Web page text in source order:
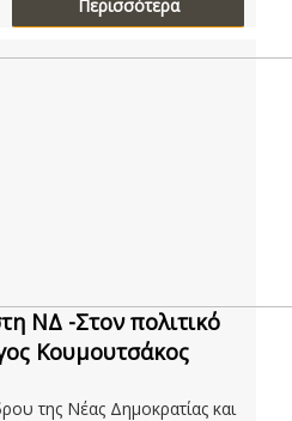
Περισσότερα
ΝΔ -Στον πολιτικό
Κουμουτσάκος
της Νέας Δημοκρατίας και